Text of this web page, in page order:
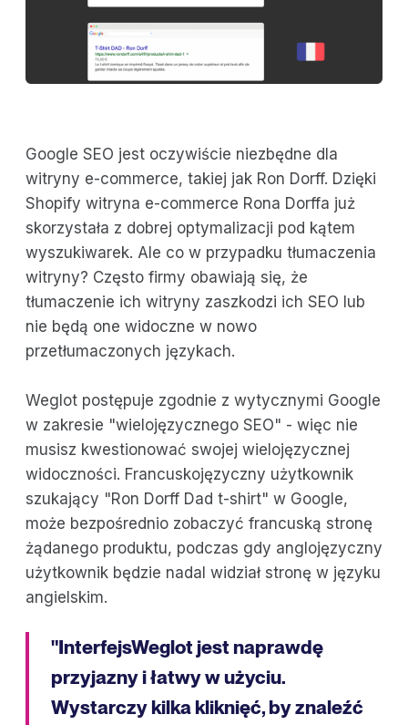
Google SEO jest oczywiście niezbędne dla
witryny e-commerce, takiej jak Ron Dorff. Dzięki
Shopify witryna e-commerce Rona Dorffa już
skorzystała z dobrej optymalizacji pod kątem
wyszukiwarek. Ale co w przypadku tłumaczenia
witryny? Często firmy obawiają się, że
tłumaczenie ich witryny zaszkodzi ich SEO lub
nie będą one widoczne w nowo
przetłumaczonych językach.
Weglot postępuje zgodnie z wytycznymi Google
w zakresie "wielojęzycznego SEO" - więc nie
musisz kwestionować swojej wielojęzycznej
widoczności. Francuskojęzyczny użytkownik
szukający "Ron Dorff Dad t-shirt" w Google,
może bezpośrednio zobaczyć francuską stronę
żądanego produktu, podczas gdy anglojęzyczny
użytkownik będzie nadal widział stronę w języku
angielskim.
"InterfejsWeglot jest naprawdę
przyjazny i łatwy w użyciu.
Wystarczy kilka kliknięć, by znaleźć